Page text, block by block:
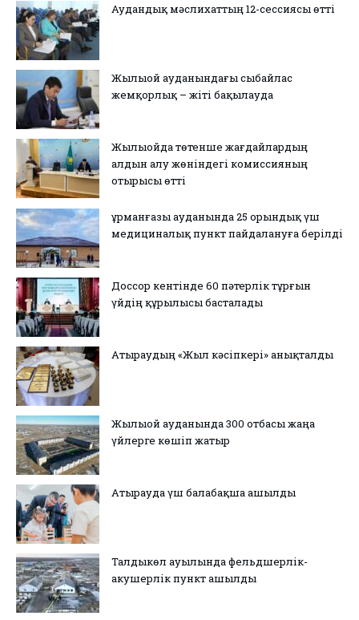
Аудандық мәслихаттың 12-сессиясы өтті
Жылыой ауданындағы сыбайлас
жемқорлық – жіті бақылауда
Жылыойда төтенше жағдайлардың
алдын алу жөніндегі комиссияның
отырысы өтті
Құрманғазы ауданында 25 орындық үш
медициналық пункт пайдалануға берілді
Доссор кентінде 60 пәтерлік тұрғын
үйдің құрылысы басталады
Атыраудың «Жыл кәсіпкері» анықталды
Жылыой ауданында 300 отбасы жаңа
үйлерге көшіп жатыр
Атырауда үш балабақша ашылды
Талдыкөл ауылында фельдшерлік-
акушерлік пункт ашылды